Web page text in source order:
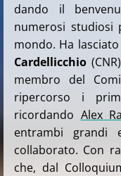
dando il
numerosi studiosi
mondo. Ha
Cardellicchio
membro del
ripercorso i
ricordando Alex
entrambi
collaborato. Con
che, dal